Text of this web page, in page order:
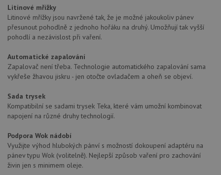
Litinové mřížky
Litinové mřížky jsou navržené tak, že je možné jakoukoliv pánev
přesunout pohodlně z jednoho hořáku na druhý. Umožňují tak vyšší
pohodlí a nezávislost při vaření.
Automatické zapalování
Zapalovač není třeba. Technologie automatického zapalování sama
vykřeše žhavou jiskru - jen otočte ovladačem a oheň se objeví.
Sada trysek
Kompatibilní se sadami trysek Teka, které vám umožní kombinovat
napojení na různé druhy technologií.
Podpora Wok nádobí
Využijte výhod hlubokých pánví s možností dokoupení adaptéru na
pánev typu Wok (volitelně). Nejlepší způsob vaření pro zachování
živin jen s minimem oleje.